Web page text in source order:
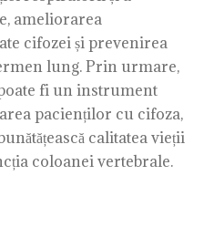
ameliorarea
cifozei și prevenirea
lung. Prin urmare,
fi un instrument
pacienților cu cifoza,
calitatea vieții
coloanei vertebrale.